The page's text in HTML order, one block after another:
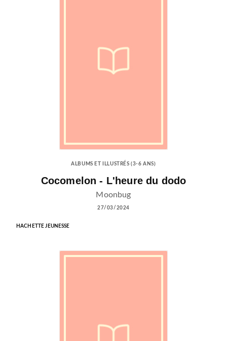
ALBUMS ET ILLUSTRÉS (3-6 ANS)
Cocomelon - L'heure du dodo
Moonbug
27/03/2024
HACHETTE JEUNESSE